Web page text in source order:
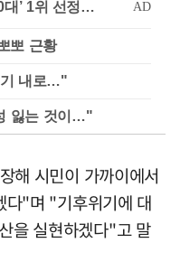
뽀 근황
기 내로…"
잃는 것이…"
해 시민이 가까이에서
다"며 "기후위기에 대
을 실현하겠다"고 말